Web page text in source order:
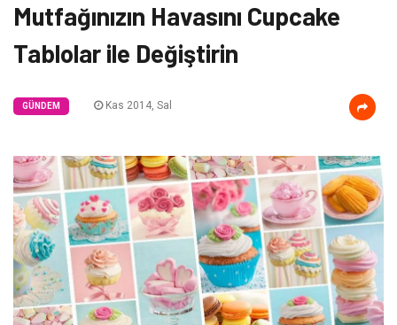
Mutfağınızın Havasını Cupcake
Tablolar ile Değiştirin
GÜNDEM Kas 2014, Sal